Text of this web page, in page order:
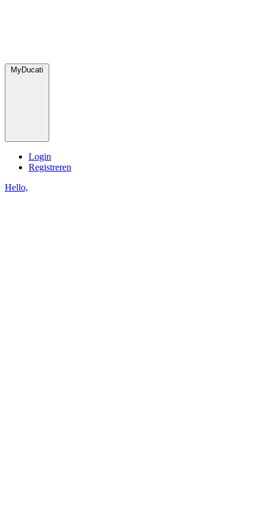
MyDucati
Login
Registreren
Hello,